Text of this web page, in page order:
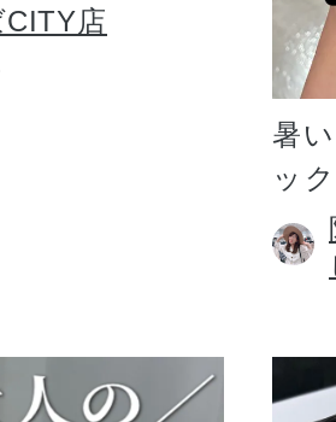
スキンクリア
クレンズオイル
店
暑
ッ